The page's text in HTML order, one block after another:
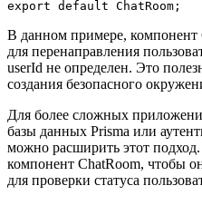
В данном примере, компонент
для перенаправления
userId не определен. Это
создания безопасного
Для более сложных
базы данных Prisma или
можно расширить этот
компонент ChatRoom, чтобы
для проверки статуса